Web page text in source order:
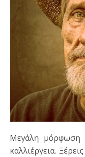
Μεγάλη μόρφωση δεν σημαίνει πάντα και μεγάλη
καλλιέργεια.